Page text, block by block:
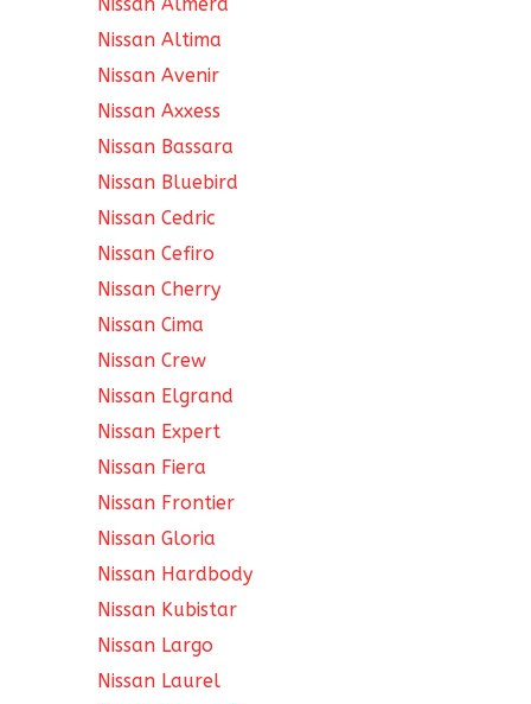
Nissan Almera
Nissan Altima
Nissan Avenir
Nissan Axxess
Nissan Bassara
Nissan Bluebird
Nissan Cedric
Nissan Cefiro
Nissan Cherry
Nissan Cima
Nissan Crew
Nissan Elgrand
Nissan Expert
Nissan Fiera
Nissan Frontier
Nissan Gloria
Nissan Hardbody
Nissan Kubistar
Nissan Largo
Nissan Laurel